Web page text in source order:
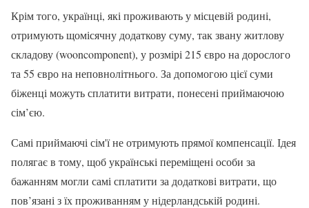
Крім того, українці, які проживають у місцевій родині,
отримують щомісячну додаткову суму, так звану житлову
складову (wooncomponent), у розмірі 215 євро на дорослого
та 55 євро на неповнолітнього. За допомогою цієї суми
біженці можуть сплатити витрати, понесені приймаючою
сім’єю.
Самі приймаючі сім'ї не отримують прямої компенсації. Ідея
полягає в тому, щоб українські переміщені особи за
бажанням могли самі сплатити за додаткові витрати, що
пов’язані з їх проживанням у нідерландській родині.